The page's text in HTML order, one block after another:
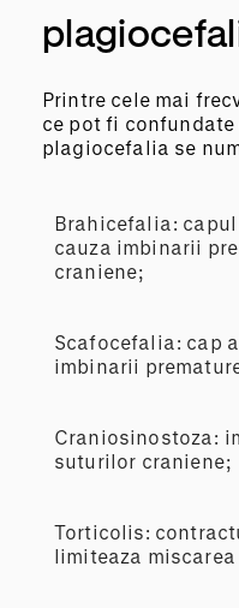
Printre cele mai
ce pot fi confundate
plagiocefalia se
Brahicefalia:
cauza imbinarii
craniene;
Scafocefalia: cap
imbinarii
Craniosinostoza:
suturilor craniene;
Torticolis:
limiteaza